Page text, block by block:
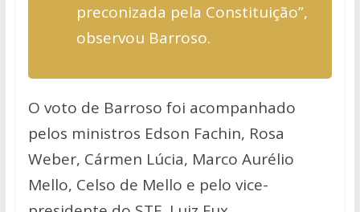
preconizada pela Constituição”,
observou Barroso.
O voto de Barroso foi acompanhado
pelos ministros Edson Fachin, Rosa
Weber, Cármen Lúcia, Marco Aurélio
Mello, Celso de Mello e pelo vice-